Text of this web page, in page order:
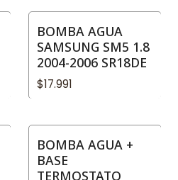
BOMBA AGUA
SAMSUNG SM5 1.8
2004-2006 SR18DE
$17.991
BOMBA AGUA +
BASE
TERMOSTATO